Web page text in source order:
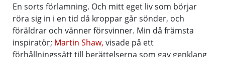
En sorts förlamning. Och mitt eget liv som börjar
röra sig in i en tid då kroppar går sönder, och
föräldrar och vänner försvinner. Min då främsta
inspiratör; Martin Shaw, visade på ett
förhållningssätt till berättelserna som gav genklang